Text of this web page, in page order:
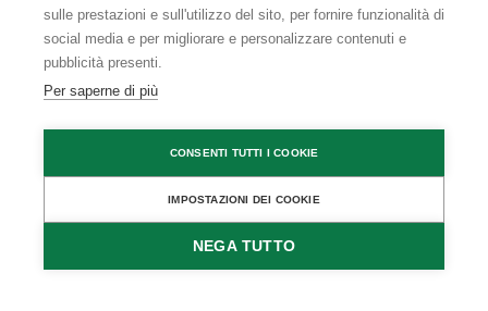
DISPONIBILITÀ
DIRETTAMENTE
sulle prestazioni e sull'utilizzo del sito, per fornire funzionalità di
social media e per migliorare e personalizzare contenuti e
pubblicità presenti.
Per saperne di più
CONSENTI TUTTI I COOKIE
IMPOSTAZIONI DEI COOKIE
NEGA TUTTO